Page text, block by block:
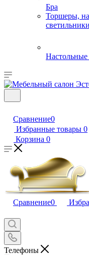
Бра
Торшеры,
светильники
Сравнение0
Избранные товары 0
Корзина 0
Сравнение0
Телефоны